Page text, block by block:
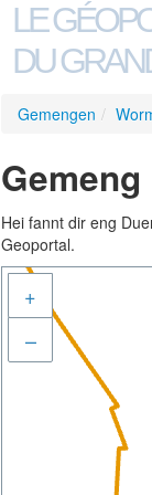
LE
DU
Gemengen /
Hei fannt dir eng
Geoportal.
+
–